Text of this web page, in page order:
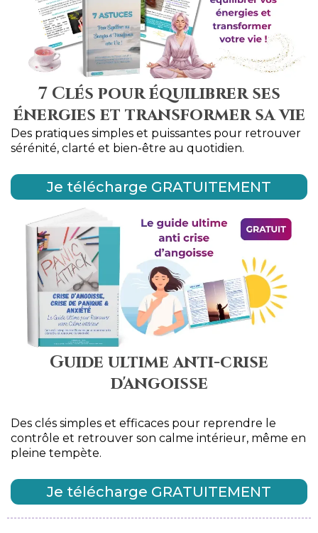
7 Clés pour équilibrer ses
énergies et transformer sa vie
Des pratiques simples et puissantes pour retrouver
sérénité, clarté et bien-être au quotidien.
Je télécharge GRATUITEMENT
Guide ultime anti-crise
d'angoisse
Des clés simples et efficaces pour reprendre le
contrôle et retrouver son calme intérieur, même en
pleine tempète.
Je télécharge GRATUITEMENT